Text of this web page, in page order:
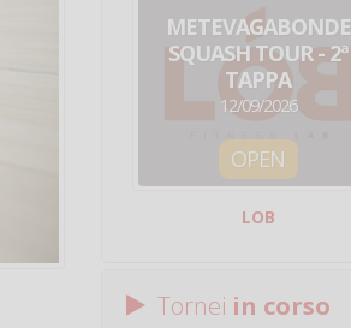
METEVAGABONDE
SQUASH TOUR - 2ª
TAPPA
12/09/2026
OPEN
LOB
Tornei in corso